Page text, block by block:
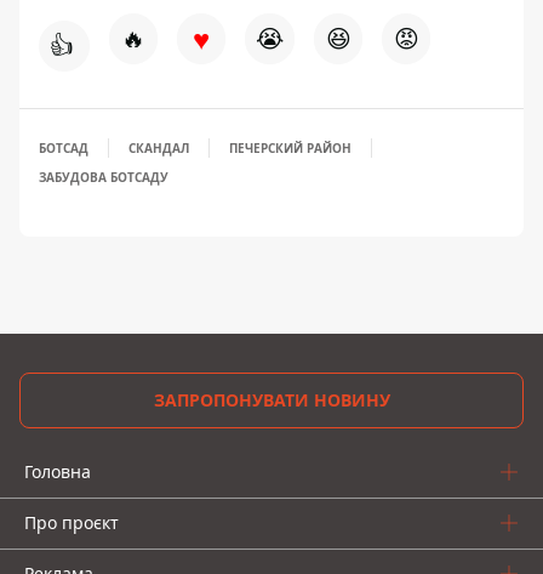
👍 🔥 ♥ 😭 😆 😡
БОТСАД СКАНДАЛ
ПЕЧЕРСКИЙ РАЙОН
ЗАБУДОВА БОТСАДУ
ЗАПРОПОНУВАТИ НОВИНУ
Головна
Про проєкт